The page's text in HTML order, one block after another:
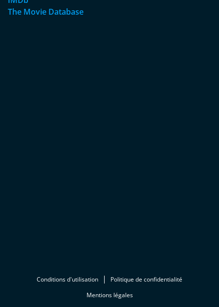
The Movie Database
Conditions d'utilisation
Politique de confidentialité
Mentions légales